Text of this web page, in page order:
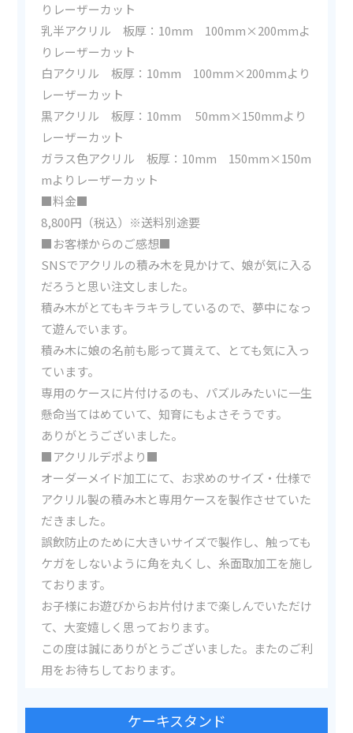
りレーザーカット
乳半アクリル 板厚：10mm 100mm×200mmよ
りレーザーカット
白アクリル 板厚：10mm 100mm×200mmより
レーザーカット
黒アクリル 板厚：10mm 50mm×150mmより
レーザーカット
ガラス色アクリル 板厚：10mm 150mm×150m
mよりレーザーカット
■料金■
8,800円（税込）※送料別途要
■お客様からのご感想■
SNSでアクリルの積み木を見かけて、娘が気に入る
だろうと思い注文しました。
積み木がとてもキラキラしているので、夢中になっ
て遊んでいます。
積み木に娘の名前も彫って貰えて、とても気に入っ
ています。
専用のケースに片付けるのも、パズルみたいに一生
懸命当てはめていて、知育にもよさそうです。
ありがとうございました。
■アクリルデポより■
オーダーメイド加工にて、お求めのサイズ・仕様で
アクリル製の積み木と専用ケースを製作させていた
だきました。
誤飲防止のために大きいサイズで製作し、触っても
ケガをしないように角を丸くし、糸面取加工を施し
ております。
お子様にお遊びからお片付けまで楽しんでいただけ
て、大変嬉しく思っております。
この度は誠にありがとうございました。またのご利
用をお待ちしております。
ケーキスタンド